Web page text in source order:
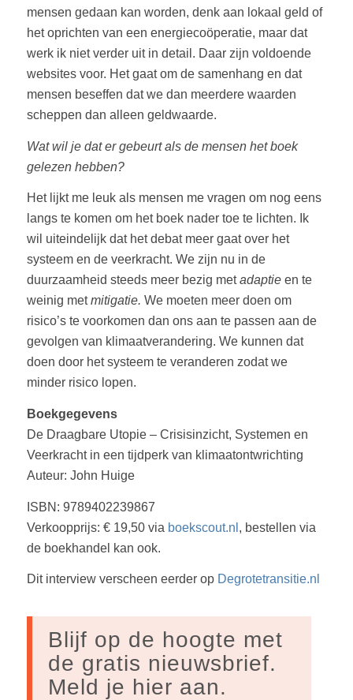
mensen gedaan kan worden, denk aan lokaal geld of
het oprichten van een energiecoöperatie, maar dat
werk ik niet verder uit in detail. Daar zijn voldoende
websites voor. Het gaat om de samenhang en dat
mensen beseffen dat we dan meerdere waarden
scheppen dan alleen geldwaarde.
Wat wil je dat er gebeurt als de mensen het boek
gelezen hebben?
Het lijkt me leuk als mensen me vragen om nog eens
langs te komen om het boek nader toe te lichten. Ik
wil uiteindelijk dat het debat meer gaat over het
systeem en de veerkracht. We zijn nu in de
duurzaamheid steeds meer bezig metadaptieen te
weinig metmitigatie. We moeten meer doen om
risico’s te voorkomen dan ons aan te passen aan de
gevolgen van klimaatverandering. We kunnen dat
doen door het systeem te veranderen zodat we
minder risico lopen.
Boekgegevens
De Draagbare Utopie – Crisisinzicht, Systemen en
Veerkracht in een tijdperk van klimaatontwrichting
Auteur: John Huige
ISBN: 9789402239867
Verkoopprijs: € 19,50 via boekscout.nl , bestellen via
de boekhandel kan ook.
Dit interview verscheen eerder op Degrotetransitie.nl
Blijf op de hoogte met
de gratis nieuwsbrief.
Meld je hier aan.